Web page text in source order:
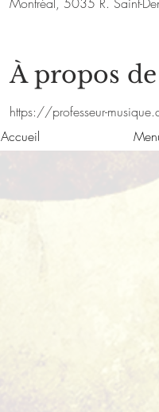
À propos
https://professeur-
Accueil